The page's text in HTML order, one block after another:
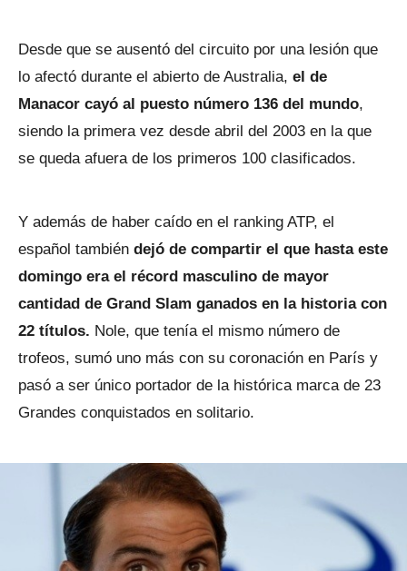
Desde que se ausentó del circuito por una lesión que
lo afectó durante el abierto de Australia, el de
Manacor cayó al puesto número 136 del mundo,
siendo la primera vez desde abril del 2003 en la que
se queda afuera de los primeros 100 clasificados.
Y además de haber caído en el ranking ATP, el
español también dejó de compartir el que hasta este
domingo era el récord masculino de mayor
cantidad de Grand Slam ganados en la historia con
22 títulos. Nole, que tenía el mismo número de
trofeos, sumó uno más con su coronación en París y
pasó a ser único portador de la histórica marca de 23
Grandes conquistados en solitario.